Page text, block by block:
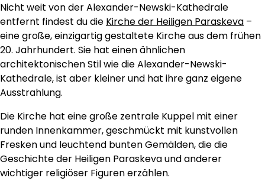
Nicht weit von der Alexander-Newski-Kathedrale
entfernt findest du die Kirche der Heiligen Paraskeva –
eine große, einzigartig gestaltete Kirche aus dem frühen
20. Jahrhundert. Sie hat einen ähnlichen
architektonischen Stil wie die Alexander-Newski-
Kathedrale, ist aber kleiner und hat ihre ganz eigene
Ausstrahlung.
Die Kirche hat eine große zentrale Kuppel mit einer
runden Innenkammer, geschmückt mit kunstvollen
Fresken und leuchtend bunten Gemälden, die die
Geschichte der Heiligen Paraskeva und anderer
wichtiger religiöser Figuren erzählen.